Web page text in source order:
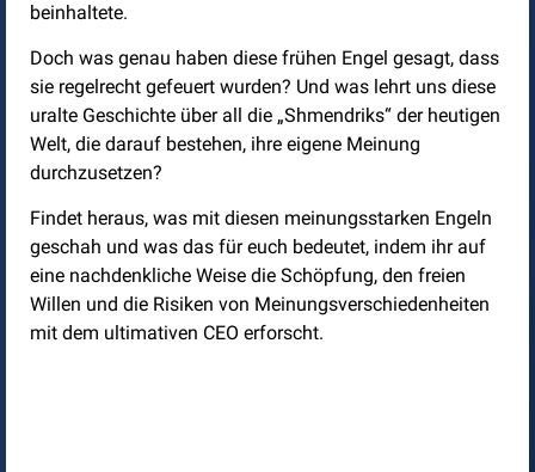
beinhaltete.
Doch was genau haben diese frühen Engel gesagt, dass
sie regelrecht gefeuert wurden? Und was lehrt uns diese
uralte Geschichte über all die „Shmendriks“ der heutigen
Welt, die darauf bestehen, ihre eigene Meinung
durchzusetzen?
Findet heraus, was mit diesen meinungsstarken Engeln
geschah und was das für euch bedeutet, indem ihr auf
eine nachdenkliche Weise die Schöpfung, den freien
Willen und die Risiken von Meinungsverschiedenheiten
mit dem ultimativen CEO erforscht.